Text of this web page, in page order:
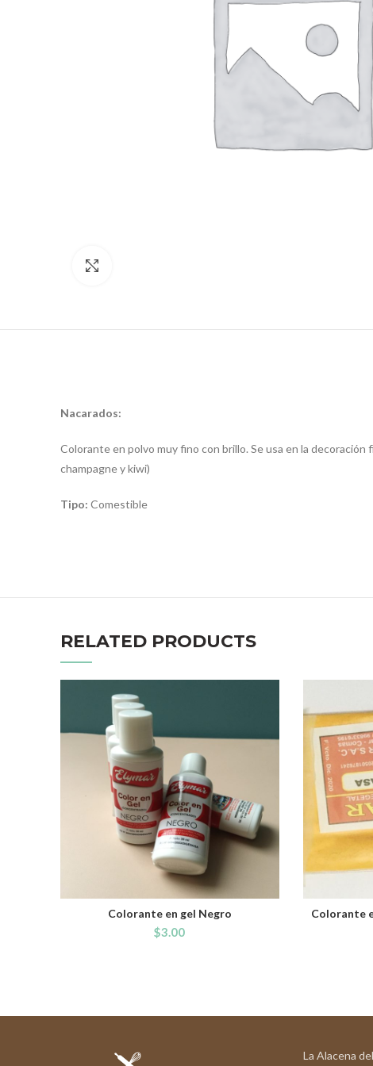
Nacarados:
Colorante en polvo muy fino con brillo. Se usa en la
champagne y kiwi)
Tipo: Comestible
RELATED PRODUCTS
ADD TO CART
Colorante en gel Negro
$3.00
Colorante
La Alacena